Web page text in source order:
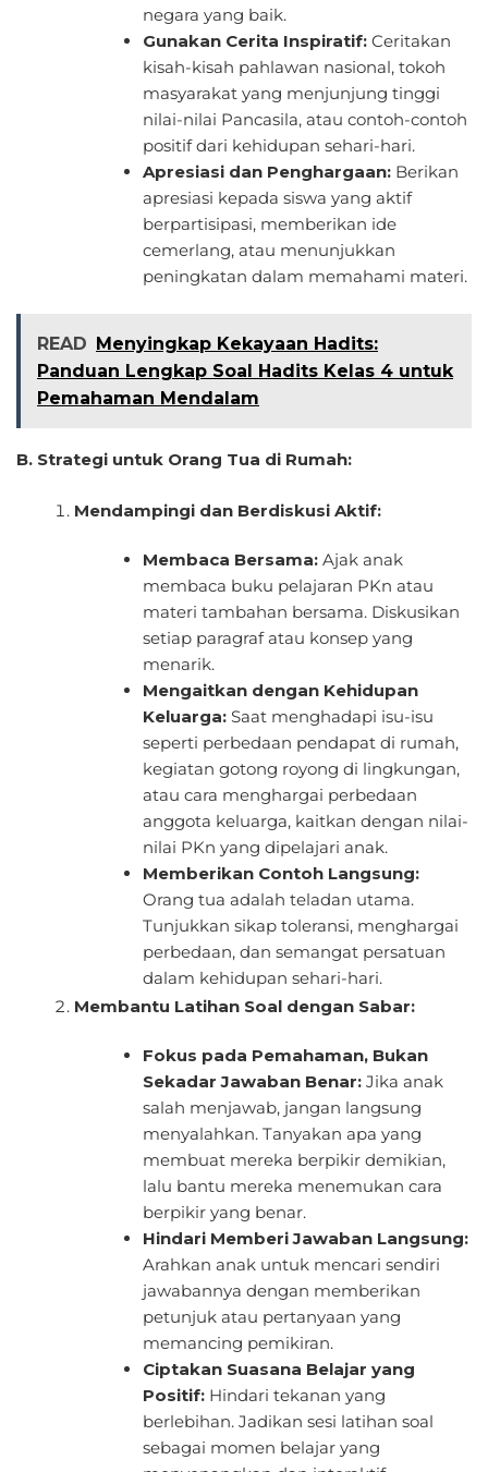
negara yang baik.
Gunakan Cerita Inspiratif:Ceritakan
kisah-kisah pahlawan nasional, tokoh
masyarakat yang menjunjung tinggi
nilai-nilai Pancasila, atau contoh-contoh
positif dari kehidupan sehari-hari.
Apresiasi dan Penghargaan:Berikan
apresiasi kepada siswa yang aktif
berpartisipasi, memberikan ide
cemerlang, atau menunjukkan
peningkatan dalam memahami materi.
READ
Menyingkap Kekayaan Hadits:
Panduan Lengkap Soal Hadits Kelas 4 untuk
Pemahaman Mendalam
B. Strategi untuk Orang Tua di Rumah:
Mendampingi dan Berdiskusi Aktif:
Membaca Bersama:Ajak anak
membaca buku pelajaran PKn atau
materi tambahan bersama. Diskusikan
setiap paragraf atau konsep yang
menarik.
Mengaitkan dengan Kehidupan
Keluarga:Saat menghadapi isu-isu
seperti perbedaan pendapat di rumah,
kegiatan gotong royong di lingkungan,
atau cara menghargai perbedaan
anggota keluarga, kaitkan dengan nilai-
nilai PKn yang dipelajari anak.
Memberikan Contoh Langsung:
Orang tua adalah teladan utama.
Tunjukkan sikap toleransi, menghargai
perbedaan, dan semangat persatuan
dalam kehidupan sehari-hari.
Membantu Latihan Soal dengan Sabar:
Fokus pada Pemahaman, Bukan
Sekadar Jawaban Benar:Jika anak
salah menjawab, jangan langsung
menyalahkan. Tanyakan apa yang
membuat mereka berpikir demikian,
lalu bantu mereka menemukan cara
berpikir yang benar.
Hindari Memberi Jawaban Langsung:
Arahkan anak untuk mencari sendiri
jawabannya dengan memberikan
petunjuk atau pertanyaan yang
memancing pemikiran.
Ciptakan Suasana Belajar yang
Positif:Hindari tekanan yang
berlebihan. Jadikan sesi latihan soal
sebagai momen belajar yang